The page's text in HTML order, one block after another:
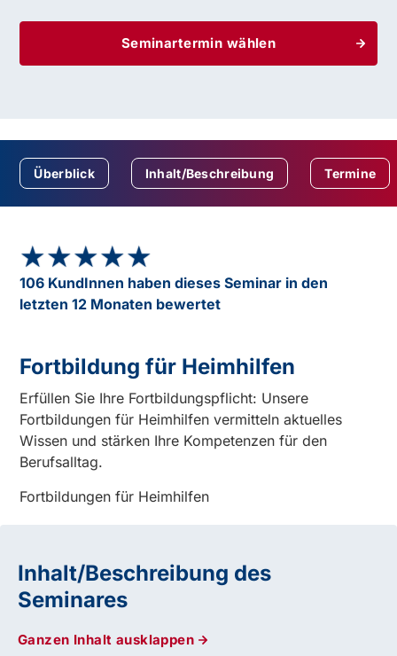
Seminartermin wählen
Überblick Inhalt/Beschreibung Termine
★★★★★
★★★★★
106 KundInnen haben dieses Seminar in den
letzten 12 Monaten bewertet
Fortbildung für Heimhilfen
Erfüllen Sie Ihre Fortbildungspflicht: Unsere
Fortbildungen für Heimhilfen vermitteln aktuelles
Wissen und stärken Ihre Kompetenzen für den
Berufsalltag.
Fortbildungen für Heimhilfen
Inhalt/Beschreibung des
Seminares
Ganzen Inhalt ausklappen